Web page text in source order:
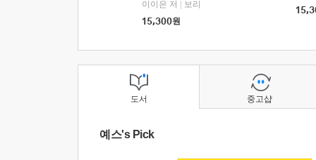
이이은 저
보리
15,300원
도서
예스's Pick
중고샵